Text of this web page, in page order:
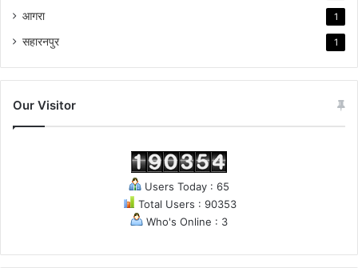
आगरा 1
सहारनपुर 1
Our Visitor
Users Today : 65
Total Users : 90353
Who's Online : 3